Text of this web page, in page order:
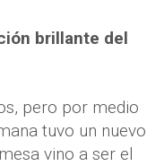
brillante del
pero por medio
tuvo un nuevo
vino a ser el